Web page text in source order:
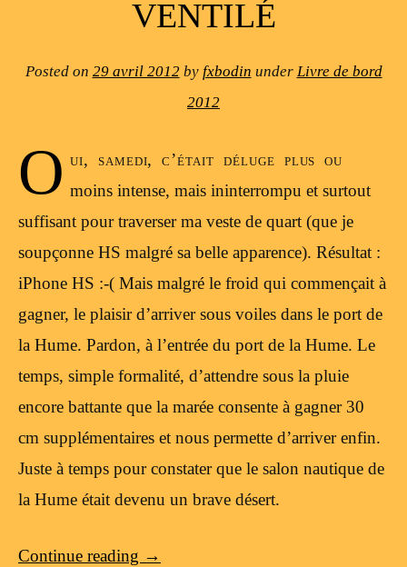
VENTILÉ
Posted on 29 avril 2012 by fxbodin under Livre de bord
2012
O ui, samedi, c’était déluge plus ou
moins intense, mais ininterrompu et surtout
suffisant pour traverser ma veste de quart (que je
soupçonne HS malgré sa belle apparence). Résultat :
iPhone HS :-( Mais malgré le froid qui commençait à
gagner, le plaisir d’arriver sous voiles dans le port de
la Hume. Pardon, à l’entrée du port de la Hume. Le
temps, simple formalité, d’attendre sous la pluie
encore battante que la marée consente à gagner 30
cm supplémentaires et nous permette d’arriver enfin.
Juste à temps pour constater que le salon nautique de
la Hume était devenu un brave désert.
Continue reading →